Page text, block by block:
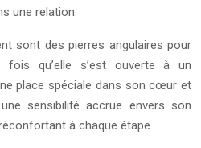
une relation.
sont des pierres angulaires pour
fois qu’elle s’est ouverte à un
place spéciale dans son cœur et
sensibilité accrue envers son
à chaque étape.